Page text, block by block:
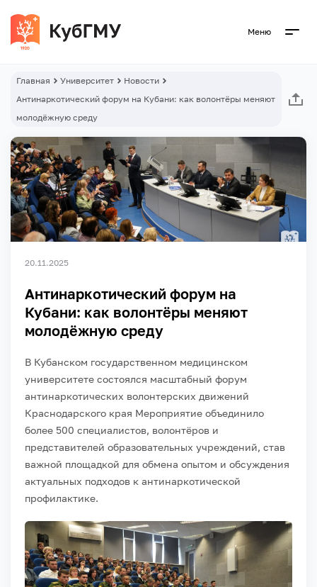
Меню
Главная Университет
Новости
Антинаркотический форум на Кубани: как волонтёры меняют
молодёжную среду
20.11.2025
Антинаркотический форум на
Кубани: как волонтёры меняют
молодёжную среду
В Кубанском государственном медицинском
университете состоялся масштабный форум
антинаркотических волонтерских движений
Краснодарского края Мероприятие объединило
более 500 специалистов, волонтёров и
представителей образовательных учреждений, став
важной площадкой для обмена опытом и обсуждения
актуальных подходов к антинаркотической
профилактике.